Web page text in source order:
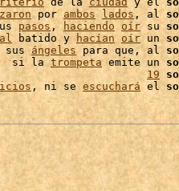
por ambos lados, al
pasos , haciendo oír su
batido y hacían oír un
ángeles para que, al
si la trompeta emite un
19
, ni se escuchará el